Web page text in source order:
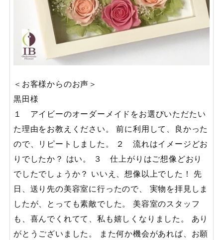
＜お客様からのお声＞
黒田様
１ アイビーのオーダーメイドをお選びいただたい
た理由をお教えください。 前に利用して、良かった
ので、リピートしました。 ２ 流れはイメージどお
りでしたか？ はい。 ３ 仕上がりはご想像どおり
でしたでしょうか？ いいえ、想像以上でした！ 先
日、送り先の美容室に行ったので、 実物を拝見しま
したが、とっても素敵でした。 美容室のスタッフ
も、喜んでくれてて、私も嬉しくなりました。 あり
がとうございました。 また何か機会があれば、お願